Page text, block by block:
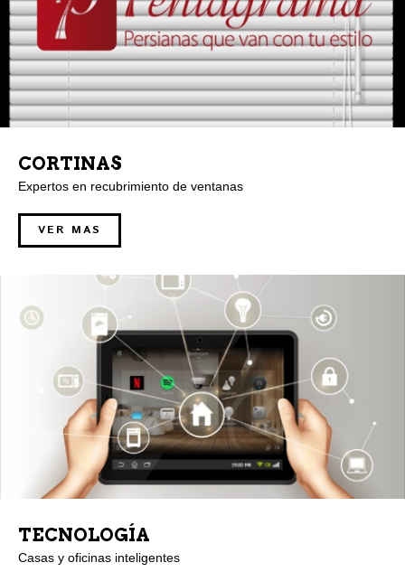
CORTINAS
Expertos en recubrimiento de ventanas
VER MAS
TECNOLOGÍA
Casas y oficinas inteligentes